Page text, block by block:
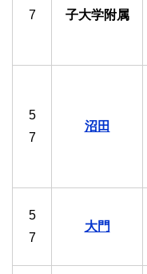
7
子大学附属
5
7
沼田
5
7
大門